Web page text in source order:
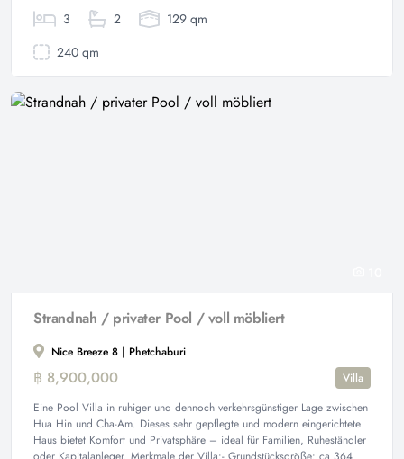
3 2
129 qm
240 qm
Strandnah / privater Pool / voll möbliert
Nice Breeze 8 | Phetchaburi
฿ 8,900,000
Villa
Eine Pool Villa in ruhiger und dennoch verkehrsgünstiger Lage zwischen
Hua Hin und Cha-Am. Dieses sehr gepflegte und modern eingerichtete
Haus bietet Komfort und Privatsphäre – ideal für Familien, Ruheständler